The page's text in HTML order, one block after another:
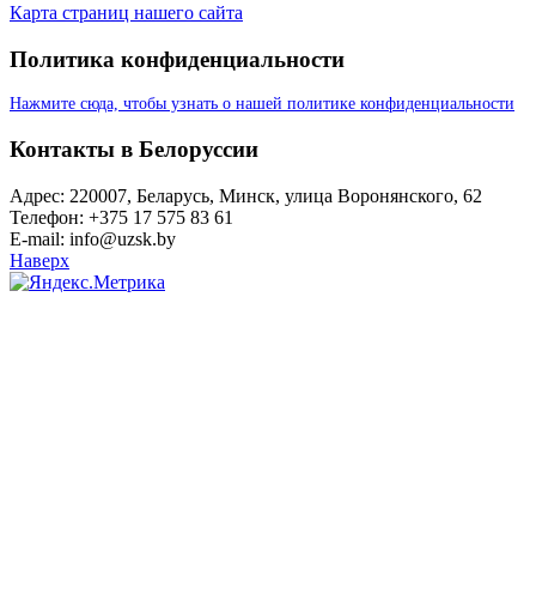
Карта страниц нашего сайта
Политика конфиденциальности
Нажмите сюда, чтобы узнать о нашей политике конфиденциальности
Контакты в Белоруссии
Адрес: 220007, Беларусь, Минск, улица Воронянского, 62
Телефон: +375 17 575 83 61
E-mail: info@uzsk.by
Наверх